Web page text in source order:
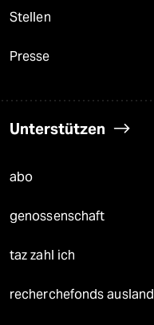
Stellen
Presse
Unterstützen
abo
genossenschaft
taz zahl ich
recherchefonds ausland